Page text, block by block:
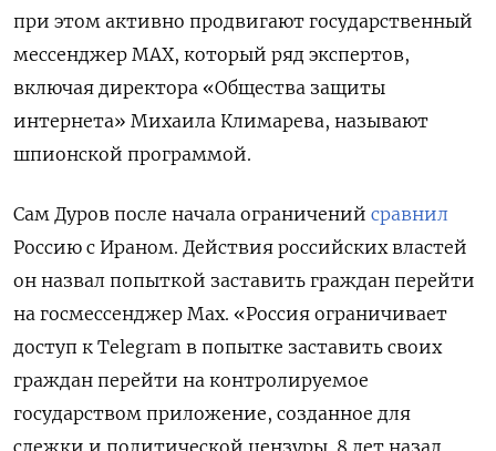
при этом активно продвигают государственный
мессенджер МАХ, который ряд экспертов,
включая директора «Общества защиты
интернета» Михаила Климарева, называют
шпионской программой.
Сам Дуров после начала ограничений сравнил
Россию с Ираном. Действия российских властей
он назвал попыткой заставить граждан перейти
на госмессенджер Max. «Россия ограничивает
доступ к Telegram в попытке заставить своих
граждан перейти на контролируемое
государством приложение, созданное для